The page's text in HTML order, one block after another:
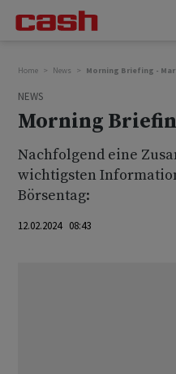
Home News Morning Briefing -
NEWS
Morning
Nachfolgend eine
wichtigsten
Börsentag:
12.02.2024 08:43